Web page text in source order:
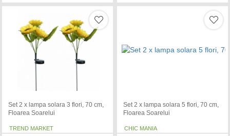
Set 2 x lampa solara 3 flori, 70 cm,
Floarea Soarelui
TREND MARKET
Set 2 x lampa solara 5 flori, 70 cm,
Floarea Soarelui
CHIC MANIA